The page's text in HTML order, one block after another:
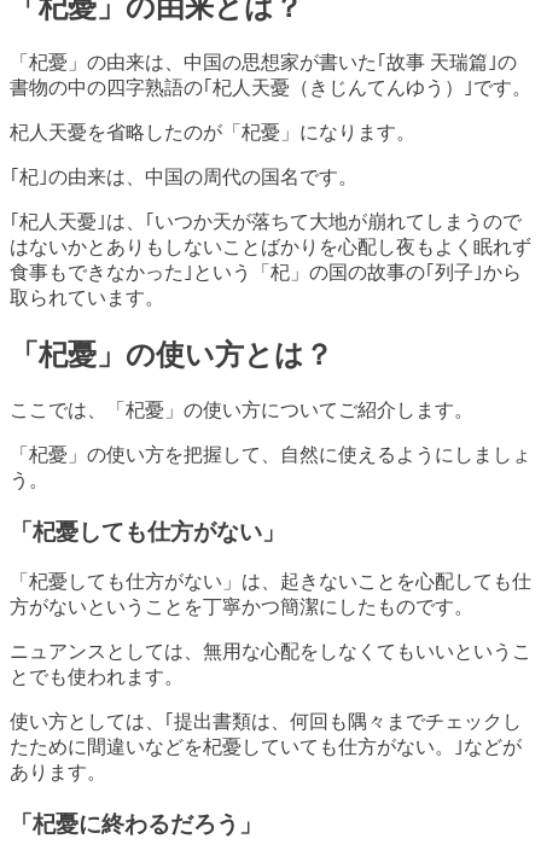
「杞憂」の由来とは？
「杞憂」の由来は、中国の思想家が書いた｢故事 天瑞篇｣の
書物の中の四字熟語の｢杞人天憂（きじんてんゆう）｣です。
杞人天憂を省略したのが「杞憂」になります。
｢杞｣の由来は、中国の周代の国名です。
｢杞人天憂｣は、｢いつか天が落ちて大地が崩れてしまうので
はないかとありもしないことばかりを心配し夜もよく眠れず
食事もできなかった｣という「杞」の国の故事の｢列子｣から
取られています。
「杞憂」の使い方とは？
ここでは、「杞憂」の使い方についてご紹介します。
「杞憂」の使い方を把握して、自然に使えるようにしましょ
う。
「杞憂しても仕方がない」
「杞憂しても仕方がない」は、起きないことを心配しても仕
方がないということを丁寧かつ簡潔にしたものです。
ニュアンスとしては、無用な心配をしなくてもいいというこ
とでも使われます。
使い方としては、｢提出書類は、何回も隅々までチェックし
たために間違いなどを杞憂していても仕方がない。｣などが
あります。
「杞憂に終わるだろう」